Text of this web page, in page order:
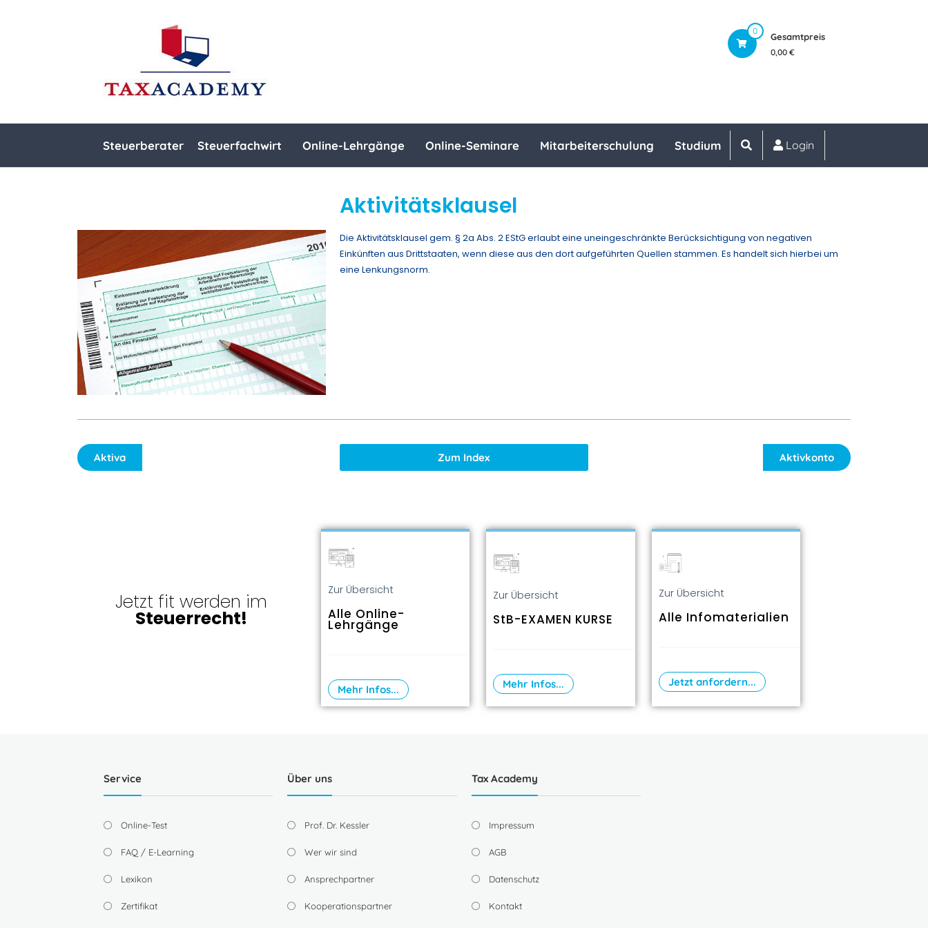
0
Gesamtpreis
0,00 €
Login
Steuerberater Steuerfachwirt Online-Lehrgänge Online-Seminare Mitarbeiterschulung Studium
Aktivitätsklausel
Die Aktivitätsklausel gem. § 2a Abs. 2 EStG erlaubt eine uneingeschränkte Berücksichtigung von negativen
Einkünften aus Drittstaaten, wenn diese aus den dort aufgeführten Quellen stammen. Es handelt sich hierbei um
eine Lenkungsnorm.
Aktiva Zum Index Aktivkonto
Jetzt fit werden im
Steuerrecht!
Zur Übersicht
Alle Online-
Lehrgänge
Mehr Infos...
Zur Übersicht
StB-EXAMEN KURSE
Mehr Infos...
Zur Übersicht
Alle Infomaterialien
Jetzt anfordern...
Service
Online-Test
FAQ / E-Learning
Lexikon
Zertifikat
Über uns
Prof. Dr. Kessler
Wer wir sind
Ansprechpartner
Kooperationspartner
Tax Academy
Impressum
AGB
Datenschutz
Kontakt